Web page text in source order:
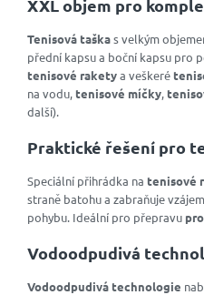
XXL objem pro
Tenisová taškas velkým
přední kapsu a boční kapsu pro
tenisové raketya veškeré
na vodu,tenisové míčky,
další).
Praktické řešení pro
Speciální přihrádka na tenisové
straně batohu a zabraňuje
pohybu. Ideální pro přepravu
Vodoodpudivá
Vodoodpudivá technologie